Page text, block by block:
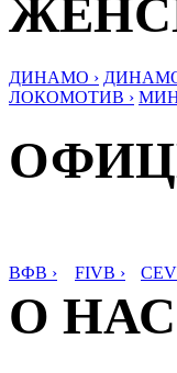
ДИНАМО ›
ЛОКОМОТИВ ›
ВФВ › FIVB › CEV
О НАС